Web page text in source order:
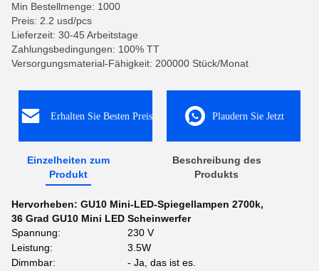
Min Bestellmenge: 1000
Preis: 2.2 usd/pcs
Lieferzeit: 30-45 Arbeitstage
Zahlungsbedingungen: 100% TT
Versorgungsmaterial-Fähigkeit: 200000 Stück/Monat
Erhalten Sie Besten Preis Plaudern Sie Jetzt
Einzelheiten zum
Produkt
Beschreibung des
Produkts
Hervorheben: GU10 Mini-LED-Spiegellampen 2700k,
36 Grad GU10 Mini LED Scheinwerfer
Spannung:
230 V
Leistung:
3.5W
Dimmbar:
- Ja, das ist es.